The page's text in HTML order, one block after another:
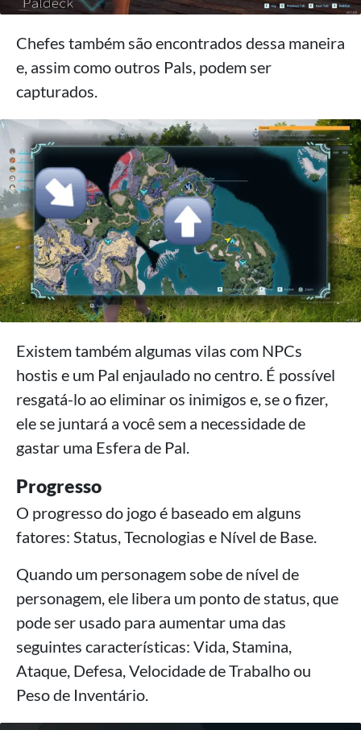
Chefes também são encontrados dessa maneira
e, assim como outros Pals, podem ser
capturados.
Existem também algumas vilas com NPCs
hostis e um Pal enjaulado no centro. É possível
resgatá-lo ao eliminar os inimigos e, se o fizer,
ele se juntará a você sem a necessidade de
gastar uma Esfera de Pal.
Progresso
O progresso do jogo é baseado em alguns
fatores: Status, Tecnologias e Nível de Base.
Quando um personagem sobe de nível de
personagem, ele libera um ponto de status, que
pode ser usado para aumentar uma das
seguintes características: Vida, Stamina,
Ataque, Defesa, Velocidade de Trabalho ou
Peso de Inventário.